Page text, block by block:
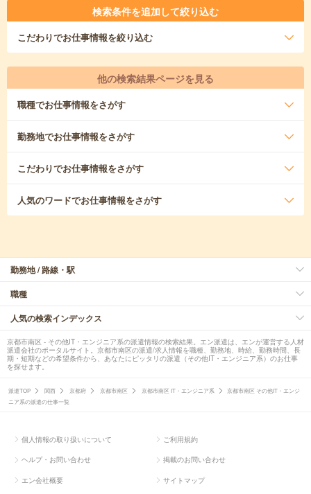
検索条件を追加して絞り込む
こだわりでお仕事情報を絞り込む
他の検索結果ページを見る
職種でお仕事情報をさがす
勤務地でお仕事情報をさがす
こだわりでお仕事情報をさがす
人気のワードでお仕事情報をさがす
勤務地 / 路線・駅
職種
人気の検索インデックス
京都市南区 - その他IT・エンジニア系の派遣情報の検索結果。エン派遣は、エンが運営する人材
派遣会社のポータルサイト。京都市南区の派遣/求人情報を職種、勤務地、時給、勤務時間、長
期・短期などの希望条件から、あなたにピッタリの派遣（その他IT・エンジニア系）のお仕事
を探せます。
派遣TOP 関西 京都府 京都市南区 京都市南区 IT・エンジニア系
京都市南区 その他IT・エンジ
ニア系の派遣の仕事一覧
個人情報の取り扱いについて ご利用規約
ヘルプ・お問い合わせ 掲載のお問い合わせ
エン会社概要 サイトマップ